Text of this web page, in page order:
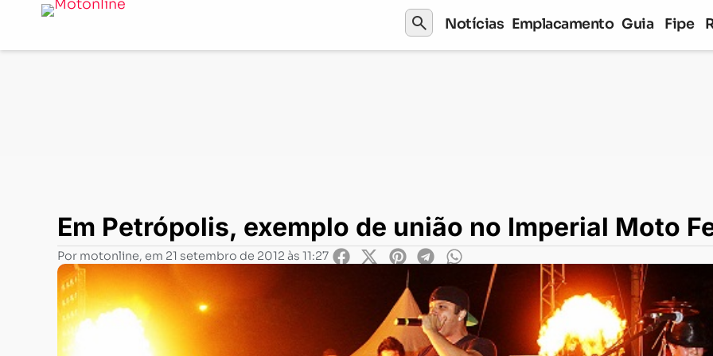
search Notícias Emplacamento Guia Fipe
Em Petrópolis, exemplo de união no Imperial Moto Fest
Em Petrópolis, exemplo de união no Imperial Moto
Por motonline, em 21 setembro de 2012 às 11:27